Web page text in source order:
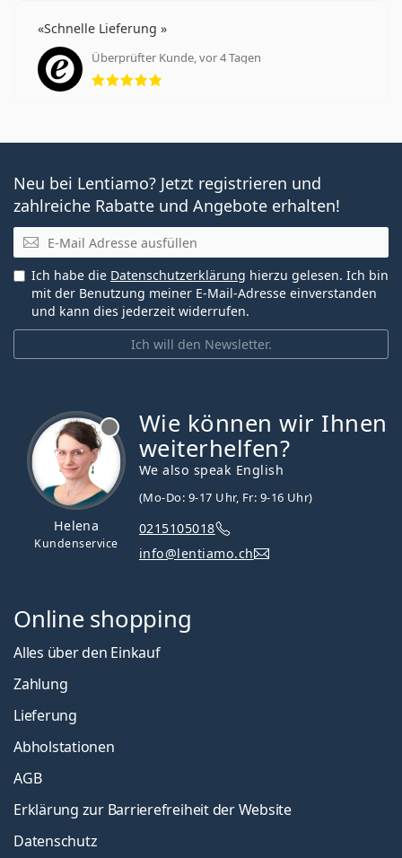
Es ist ein Medizinprodukt. Lesen Sie vor dem Gebrauch
die Anleitung.
Schnelle Lieferung
Überprüfter Kunde, vor 4 Tagen
Bewertung 5 aus 5
Neu bei Lentiamo? Jetzt registrieren und
zahlreiche Rabatte und Angebote erhalten!
E-Mail
Ich will den Newsletter.
Ich habe die Datenschutzerklärung hierzu gelesen. Ich bin
mit der Benutzung meiner E-Mail-Adresse einverstanden
und kann dies jederzeit widerrufen.
Helena
Kundenservice
Wie können wir Ihnen
weiterhelfen?
We also speak English
(Mo-Do: 9-17 Uhr, Fr: 9-16 Uhr)
0215105018
info@lentiamo.ch
Online shopping
Alles über den Einkauf
Zahlung
Lieferung
Abholstationen
AGB
Erklärung zur Barrierefreiheit der Website
Datenschutz